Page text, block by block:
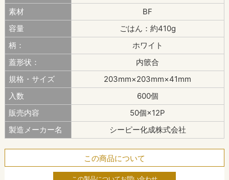
素材
BF
容量
ごはん：約410g
柄：
ホワイト
蓋形状：
内篏合
規格・サイズ
203mm×203mm×41mm
入数
600個
販売内容
50個×12P
製造メーカー名
シーピー化成株式会社
この商品について